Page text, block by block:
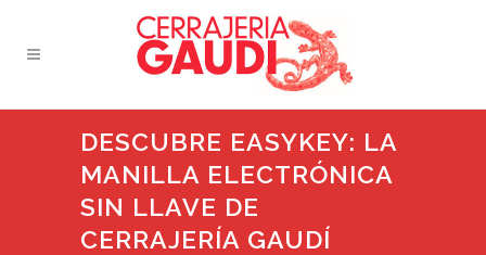
DESCUBRE EASYKEY: LA
MANILLA ELECTRÓNICA
SIN LLAVE DE
CERRAJERÍA GAUDÍ